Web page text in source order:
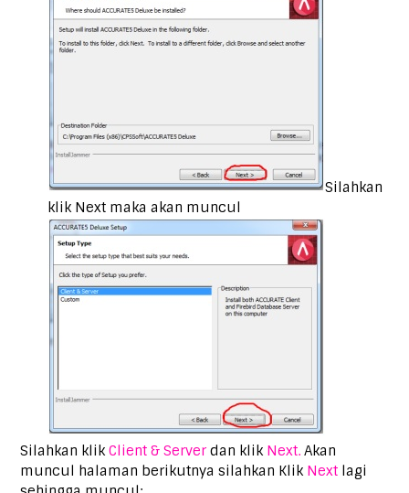
Silahkan
klik Next maka akan muncul
Silahkan klik Client & Server dan klik Next. Akan
muncul halaman berikutnya silahkan Klik Next lagi